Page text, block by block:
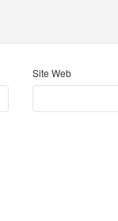
Site Web